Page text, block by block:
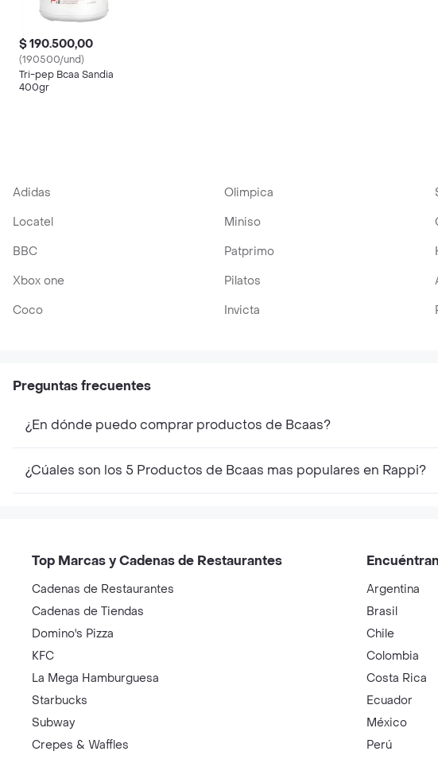
$ 190.500,00
(190500/und)
Tri-pep Bcaa Sandia
400gr
Adidas Olimpica
Locatel
Miniso
BBC
Patprimo
Xbox one
Pilatos
Coco
Invicta
Preguntas frecuentes
¿En dónde puedo comprar productos de Bcaas?
¿Cúales son los 5 Productos de Bcaas mas populares en Rappi?
Top Marcas y Cadenas de Restaurantes
Cadenas de Restaurantes
Cadenas de Tiendas
Domino's Pizza
KFC
La Mega Hamburguesa
Starbucks
Subway
Crepes & Waffles
Argentina
Brasil
Chile
Colombia
Costa Rica
Ecuador
México
Perú